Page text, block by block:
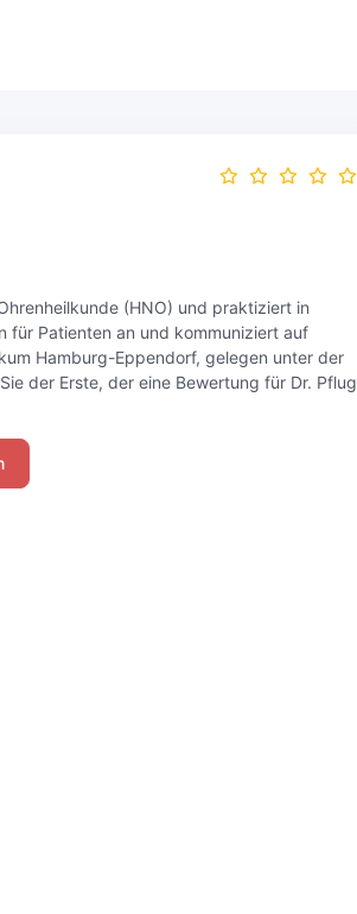
(HNO) und praktiziert in
für Patienten an und kommuniziert auf
Hamburg-Eppendorf, gelegen unter der
der Erste, der eine Bewertung für Dr. Pflug